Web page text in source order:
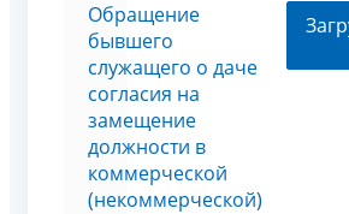
Обращение
бывшего
служащего о даче
согласия на
замещение
должности в
коммерческой
(некоммерческой)